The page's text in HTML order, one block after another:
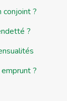
conjoint ?
?
?